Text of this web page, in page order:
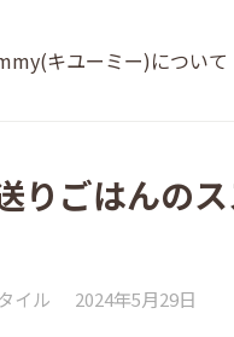
キユーミー)について
送りごはんの
イル 2024年5月29日